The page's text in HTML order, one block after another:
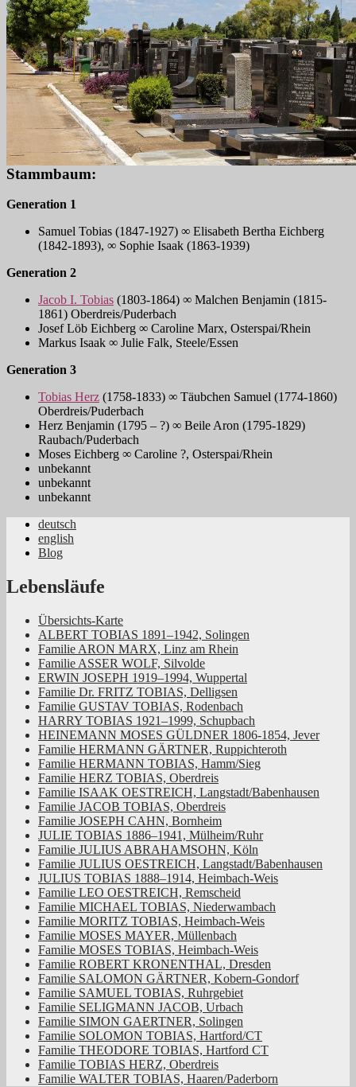
Stammbaum:
Generation 1
Samuel Tobias (1847-1927) ∞ Elisabeth Bertha Eichberg
(1842-1893), ∞ Sophie Isaak (1863-1939)
Generation 2
Jacob I. Tobias (1803-1864) ∞ Malchen Benjamin (1815-
1861) Oberdreis/Puderbach
Josef Löb Eichberg ∞ Caroline Marx, Osterspai/Rhein
Markus Isaak ∞ Julie Falk, Steele/Essen
Generation 3
Tobias Herz (1758-1833) ∞ Täubchen Samuel (1774-1860)
Oberdreis/Puderbach
Herz Benjamin (1795 – ?) ∞ Beile Aron (1795-1829)
Raubach/Puderbach
Moses Eichberg ∞ Caroline ?, Osterspai/Rhein
unbekannt
unbekannt
unbekannt
Jüdische Familiengeschichte aus dem
Rheinland
deutsch
english
Blog
Lebensläufe
Übersichts-Karte
ALBERT TOBIAS 1891–1942, Solingen
Familie ARON MARX, Linz am Rhein
Familie ASSER WOLF, Silvolde
ERWIN JOSEPH 1919–1994, Wuppertal
Familie Dr. FRITZ TOBIAS, Delligsen
Familie GUSTAV TOBIAS, Rodenbach
HARRY TOBIAS 1921–1999, Schupbach
HEINEMANN MOSES GÜLDNER 1806-1854, Jever
Familie HERMANN GÄRTNER, Ruppichteroth
Familie HERMANN TOBIAS, Hamm/Sieg
Familie HERZ TOBIAS, Oberdreis
Familie ISAAK OESTREICH, Langstadt/Babenhausen
Familie JACOB TOBIAS, Oberdreis
Familie JOSEPH CAHN, Bornheim
JULIE TOBIAS 1886–1941, Mülheim/Ruhr
Familie JULIUS ABRAHAMSOHN, Köln
Familie JULIUS OESTREICH, Langstadt/Babenhausen
JULIUS TOBIAS 1888–1914, Heimbach-Weis
Familie LEO OESTREICH, Remscheid
Familie MICHAEL TOBIAS, Niederwambach
Familie MORITZ TOBIAS, Heimbach-Weis
Familie MOSES MAYER, Müllenbach
Familie MOSES TOBIAS, Heimbach-Weis
Familie ROBERT KRONENTHAL, Dresden
Familie SALOMON GÄRTNER, Kobern-Gondorf
Familie SAMUEL TOBIAS, Ruhrgebiet
Familie SELIGMANN JACOB, Urbach
Familie SIMON GAERTNER, Solingen
Familie SOLOMON TOBIAS, Hartford/CT
Familie THEODORE TOBIAS, Hartford CT
Familie TOBIAS HERZ, Oberdreis
Familie WALTER TOBIAS, Haaren/Paderborn